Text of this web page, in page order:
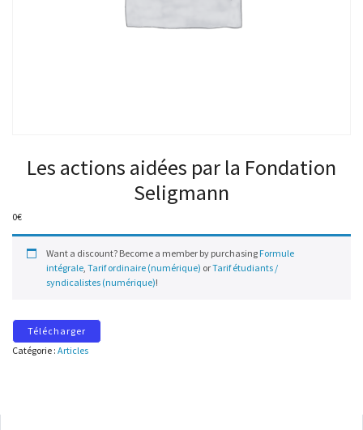
Les actions aidées par la Fondation
Seligmann
0€
Want a discount? Become a member by purchasing Formule
intégrale, Tarif ordinaire (numérique) orTarif étudiants /
syndicalistes (numérique)!
Télécharger
Catégorie : Articles